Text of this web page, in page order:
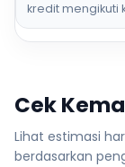
kredit mengikuti
Cek
Lihat estimasi
berdasarkan